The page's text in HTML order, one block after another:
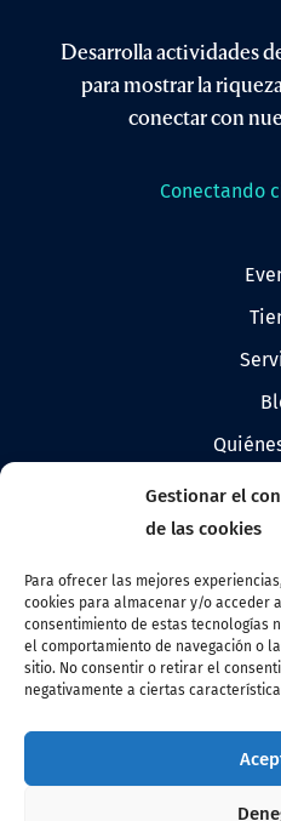
Gestionar el
de las cookies
Para ofrecer las mejores
cookies para almacenar y/o acceder
consentimiento de estas tecnologías
el comportamiento de navegación o
sitio. No consentir o retirar el
negativamente a ciertas
Desarrolla actividades
para mostrar la
conectar con
Conectando
logos de